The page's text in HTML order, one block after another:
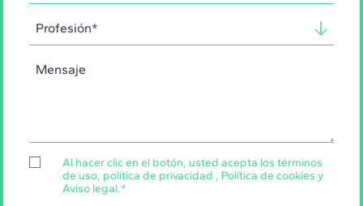
Al hacer clic en el botón, usted acepta los términos
de uso, política de privacidad , Política de cookies y
Aviso legal.*